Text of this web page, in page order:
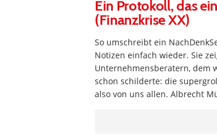
Ein Protokoll, das
(Finanzkrise XX)
So umschreibt ein
Notizen einfach wieder. Sie
Unternehmensberatern, dem
schon schilderte: die
also von uns allen. Albrecht